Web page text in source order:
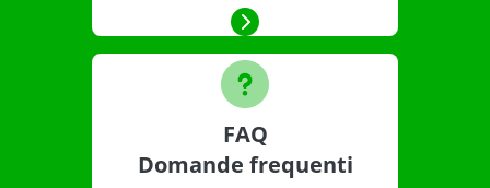
FAQ
Domande frequenti